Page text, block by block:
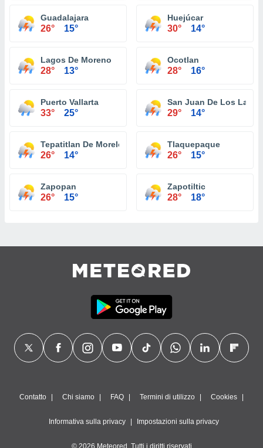
Guadalajara
26° 15°
Huejúcar
30° 14°
Lagos De Moreno
28° 13°
Ocotlan
28° 16°
Puerto Vallarta
33° 25°
San Juan De Los Lagos
29° 14°
Tepatitlan De Morelos
26° 14°
Tlaquepaque
26° 15°
Zapopan
26° 15°
Zapotiltic
28° 18°
Contatto Chi siamo FAQ Termini di utilizzo Cookies
Informativa sulla privacy Impostazioni sulla privacy
© 2026 Meteored. Tutti i diritti riservati